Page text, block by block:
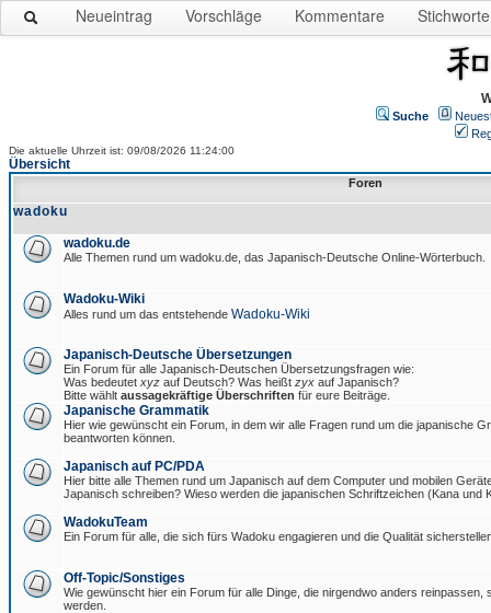
Neueintrag Vorschläge Kommentare Stichworte
Suche
Die aktuelle Uhrzeit ist: 09/08/2026 11:24:00
Übersicht
Foren
wadoku
wadoku.de
Alle Themen rund um wadoku.de, das Japanisch-Deutsche Online-Wörterbuch.
Wadoku-Wiki
Alles rund um das entstehende Wadoku-Wiki
Japanisch-Deutsche Übersetzungen
Ein Forum für alle Japanisch-Deutschen Übersetzungsfragen wie:
Was bedeutet xyz auf Deutsch? Was heißt zyx auf Japanisch?
Bitte wählt aussagekräftige Überschriften für eure Beiträge.
Japanische Grammatik
Hier wie gewünscht ein Forum, in dem wir alle Fragen rund um die japanische
beantworten können.
Japanisch auf PC/PDA
Hier bitte alle Themen rund um Japanisch auf dem Computer und mobilen
Japanisch schreiben? Wieso werden die japanischen Schriftzeichen (Kana und
WadokuTeam
Ein Forum für alle, die sich fürs Wadoku engagieren und die Qualität
Off-Topic/Sonstiges
Wie gewünscht hier ein Forum für alle Dinge, die nirgendwo anders reinpassen,
werden.